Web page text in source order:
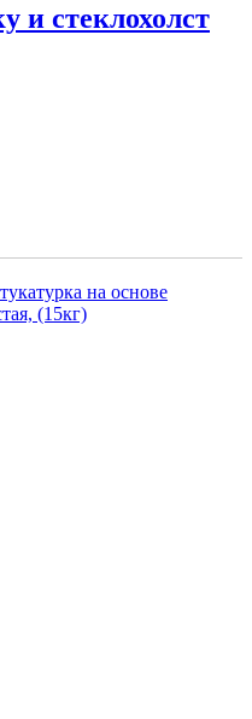
и стеклохолст
на основе
(15кг)